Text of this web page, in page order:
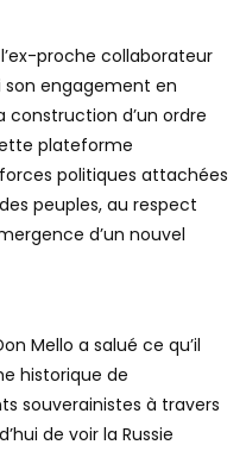
proche collaborateur
son engagement en
construction d’un ordre
plateforme
politiques attachées
peuples, au respect
d’un nouvel
Mello a salué ce qu’il
historique de
souverainistes à travers
de voir la Russie